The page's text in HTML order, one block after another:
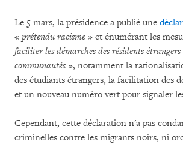
Le 5 mars, la présidence a publié une
« prétendu racisme » et énumérant les
faciliter les démarches des résidents
communautés», notamment la
des étudiants étrangers, la facilitation des
et un nouveau numéro vert pour signaler
Cependant, cette déclaration n'a pas
criminelles contre les migrants noirs, ni